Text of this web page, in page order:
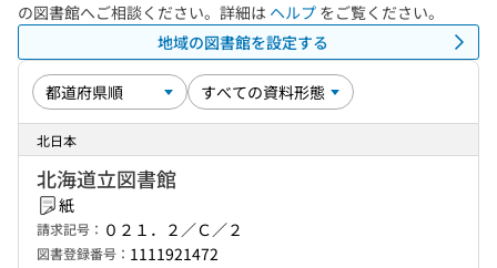
の図書館へご相談ください。詳細は ヘルプ をご覧ください。
地域の図書館を設定する
北日本
北海道立図書館
紙
請求記号： ０２１．２／Ｃ／２
図書登録番号： 1111921472